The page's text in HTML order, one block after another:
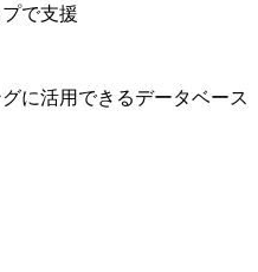
で支援
に活用できるデータベース